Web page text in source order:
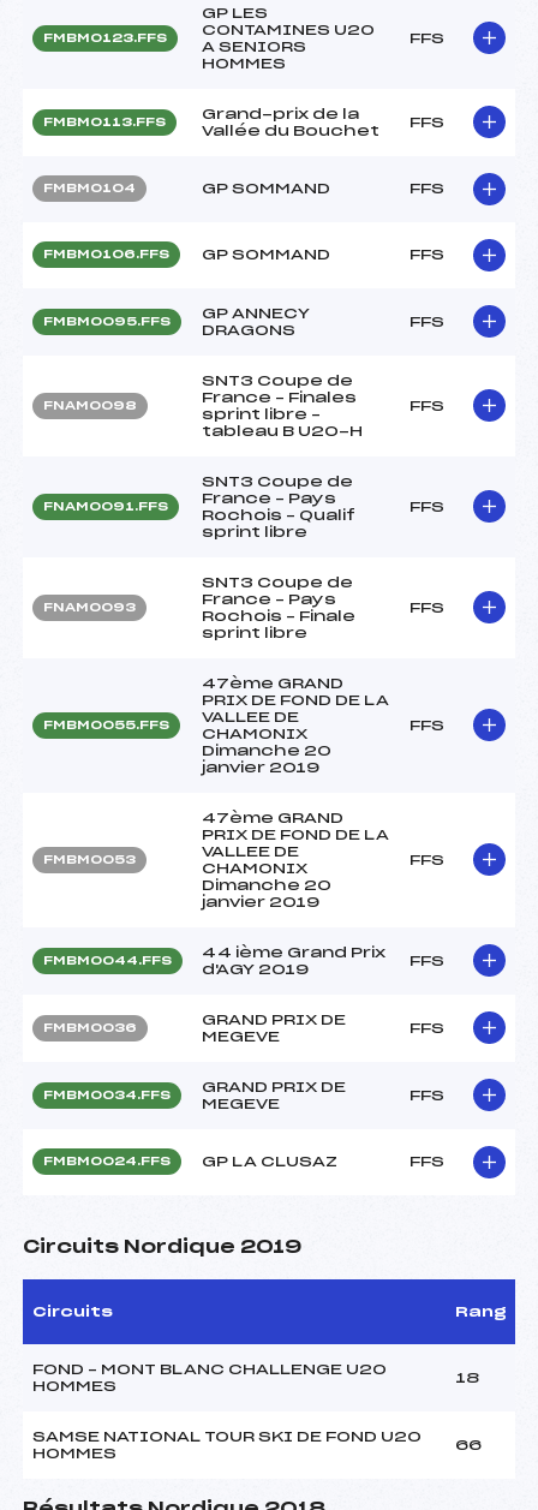
FMBM0123.FFS
GP LES
CONTAMINES U20
A SENIORS
HOMMES
FFS
FMBM0113.FFS
Grand-prix de la
Vallée du Bouchet
FFS
FMBM0104 GP SOMMAND FFS
FMBM0106.FFS GP SOMMAND FFS
FMBM0095.FFS
GP ANNECY
DRAGONS
FFS
FNAM0098
SNT3 Coupe de
France – Finales
sprint libre –
tableau B U20-H
FFS
FNAM0091.FFS
SNT3 Coupe de
France – Pays
Rochois – Qualif
sprint libre
FFS
FNAM0093
SNT3 Coupe de
France – Pays
Rochois – Finale
sprint libre
FFS
FMBM0055.FFS
47ème GRAND
PRIX DE FOND DE LA
VALLEE DE
CHAMONIX
Dimanche 20
janvier 2019
FFS
FMBM0053
47ème GRAND
PRIX DE FOND DE LA
VALLEE DE
CHAMONIX
Dimanche 20
janvier 2019
FFS
FMBM0044.FFS
44 ième Grand Prix
d'AGY 2019
FFS
FMBM0036
GRAND PRIX DE
MEGEVE
FFS
FMBM0034.FFS
GRAND PRIX DE
MEGEVE
FFS
FMBM0024.FFS GP LA CLUSAZ FFS
Circuits Nordique 2019
Circuits Rang
FOND – MONT BLANC CHALLENGE U20
HOMMES
18
SAMSE NATIONAL TOUR SKI DE FOND U20
HOMMES
66